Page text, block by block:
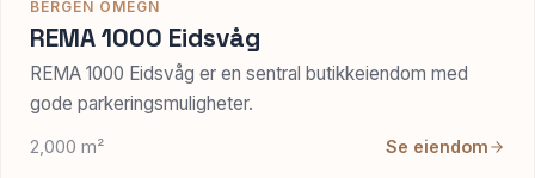
BERGEN OMEGN
REMA 1000 Eidsvåg
REMA 1000 Eidsvåg er en sentral butikkeiendom med
gode parkeringsmuligheter.
2,000 m² Se eiendom